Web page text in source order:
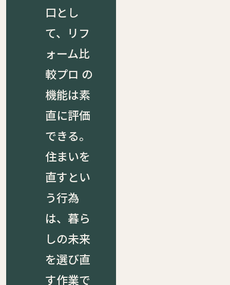
口とし
て、リフ
ォーム比
較プロ の
機能は素
直に評価
できる。
住まいを
直すとい
う行為
は、暮ら
しの未来
を選び直
す作業で